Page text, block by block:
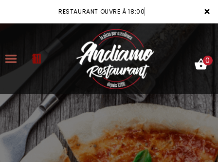
×
RESTAURANT OUVRE À 18:00
ACCUEIL
LA CARTE
VOTRE COMPTE
0